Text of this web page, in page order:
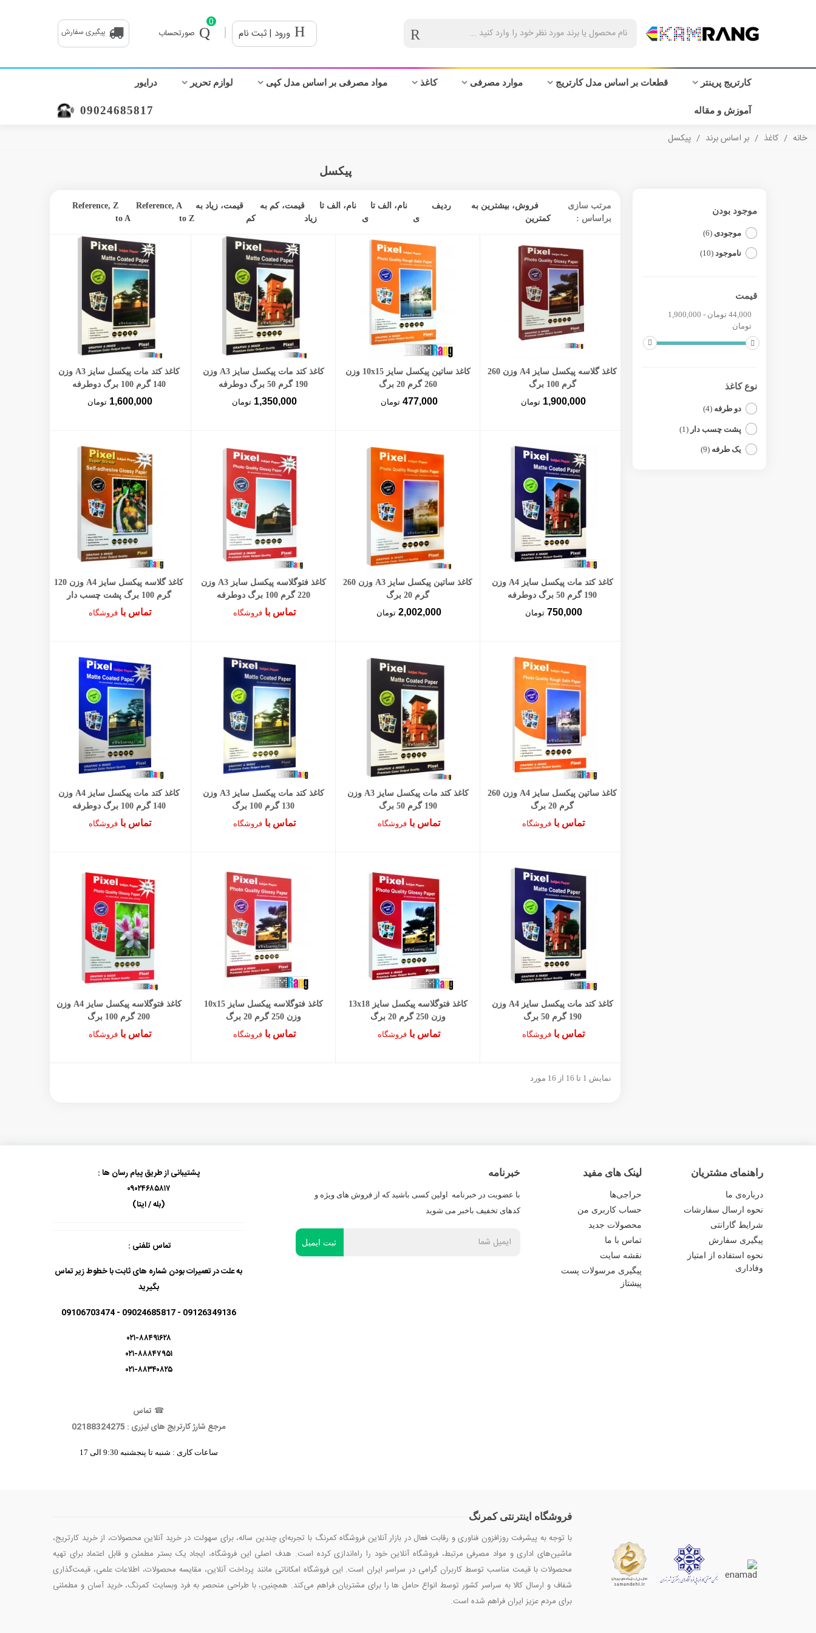
ورود | ثبت نام |
0
صورتحساب
پیگیری سفارش
کارتریج پرینتر قطعات بر اساس مدل کارتریج موارد مصرفی کاغذ مواد مصرفی بر اساس مدل کپی لوازم تحریر درایور
آموزش و مقاله 09024685817
خانه / کاغذ / بر اساس برند / پیکسل
موجود بودن
موجودی(6)
ناموجود(10)
قیمت
44,000 تومان - 1,900,000
تومان
نوع کاغذ
دو طرفه(4)
پشت چسب دار(1)
یک طرفه(9)
پیکسل
مرتب سازی
براساس :
فروش، بیشترین به
کمترین
ردیف
نام، الف تا
ی
نام، الف تا
ی
قیمت، کم به
زیاد
قیمت، زیاد به
کم
Reference, A
to Z
Reference, Z
to A
افزودن به سبد خرید
کاغذ گلاسه پیکسل سایز A4 وزن 260
گرم 100 برگ
1,900,000 تومان
افزودن به سبد خرید
کاغذ ساتین پیکسل سایز 10x15 وزن
260 گرم 20 برگ
477,000 تومان
افزودن به سبد خرید
کاغذ کتد مات پیکسل سایز A3 وزن
190 گرم 50 برگ دوطرفه
1,350,000 تومان
افزودن به سبد خرید
کاغذ کتد مات پیکسل سایز A3 وزن
140 گرم 100 برگ دوطرفه
1,600,000 تومان
افزودن به سبد خرید
کاغذ کتد مات پیکسل سایز A4 وزن
190 گرم 50 برگ دوطرفه
750,000 تومان
افزودن به سبد خرید
کاغذ ساتین پیکسل سایز A3 وزن 260
گرم 20 برگ
2,002,000 تومان
کاغذ فتوگلاسه پیکسل سایز A3 وزن
220 گرم 100 برگ دوطرفه
تماس با فروشگاه
کاغذ گلاسه پیکسل سایز A4 وزن 120
گرم 100 برگ پشت چسب دار
تماس با فروشگاه
کاغذ ساتین پیکسل سایز A4 وزن 260
گرم 20 برگ
تماس با فروشگاه
کاغذ کتد مات پیکسل سایز A3 وزن
190 گرم 50 برگ
تماس با فروشگاه
کاغذ کتد مات پیکسل سایز A3 وزن
130 گرم 100 برگ
تماس با فروشگاه
کاغذ کتد مات پیکسل سایز A4 وزن
140 گرم 100 برگ دوطرفه
تماس با فروشگاه
کاغذ کتد مات پیکسل سایز A4 وزن
190 گرم 50 برگ
تماس با فروشگاه
کاغذ فتوگلاسه پیکسل سایز 13x18
وزن 250 گرم 20 برگ
تماس با فروشگاه
کاغذ فتوگلاسه پیکسل سایز 10x15
وزن 250 گرم 20 برگ
تماس با فروشگاه
کاغذ فتوگلاسه پیکسل سایز A4 وزن
200 گرم 100 برگ
تماس با فروشگاه
نمایش 1 تا 16 از 16 مورد
راهنمای مشتریان
درباره‌ی ما
نحوه ارسال سفارشات
شرایط گارانتی
پیگیری سفارش
نحوه استفاده از امتیاز
وفاداری
لینک های مفید
حراجی‌ها
حساب کاربری من
محصولات جدید
تماس با ما
نقشه سایت
پیگیری مرسولات پست
پیشتاز
خبرنامه
با عضویت در خبرنامه اولین کسی باشید که از فروش های ویژه و
کدهای تخفیف باخبر می شوید
پشتیبانی از طریق پیام رسان ها :
۰۹۰۲۴۶۸۵۸۱۷
(بله / ایتا)
تماس تلفنی :
به علت در تعمیرات بودن شماره های ثابت با خطوط زیر تماس
بگیرید
09126349136 - 09024685817 - 09106703474
۰۲۱-۸۸۴۹۱۶۲۸
۰۲۱-۸۸۸۴۷۹۵۱
۰۲۱-۸۸۳۴۰۸۲۵
☎ تماس
مرجع شارژ کارتریج های لیزری : 02188324275
ساعات کاری : شنبه تا پنجشنبه 9:30 الی 17
فروشگاه اینترنتی کمرنگ
با توجه به پیشرفت روزافزون فناوری و رقابت فعال در بازار آنلاین فروشگاه کمرنگ با تجربه‌ای چندین ساله، برای سهولت در خرید آنلاین محصولات، از خرید کارتریج‌،
ماشین‌های اداری و مواد مصرفی مرتبط، فروشگاه آنلاین خود را راه‌اندازی کرده است. هدف اصلی این فروشگاه، ایجاد یک بستر مطمئن و قابل اعتماد برای تهیه
محصولات با قیمت مناسب توسط کاربران گرامی در سراسر ایران است. این فروشگاه امکاناتی مانند پرداخت آنلاین، مقایسه محصولات، اطلاعات علمی، قیمت‌گذاری
شفاف و ارسال کالا به سراسر کشور توسط انواع حامل ها را برای مشتریان فراهم می‌کند. همچنین، با طراحی منحصر به فرد وبسایت کمرنگ، خرید آسان و مطمئنی
برای مردم عزیز ایران فراهم شده است.